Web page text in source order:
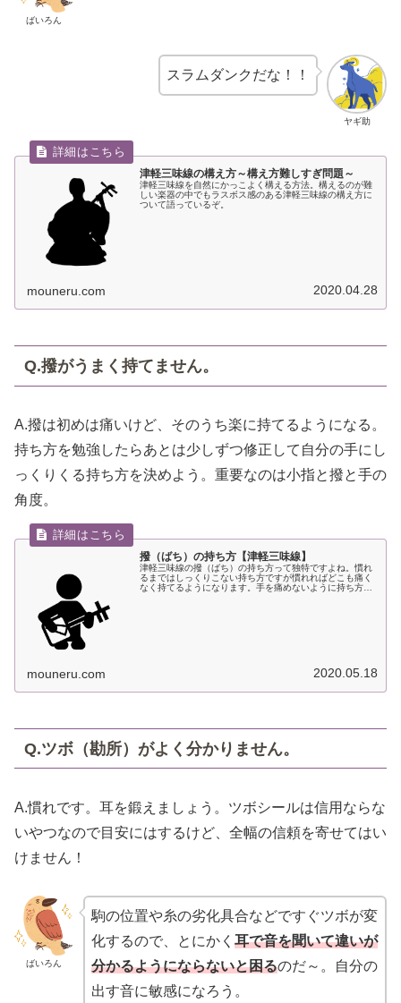
ばいろん
ヤギ助
スラムダンクだな！！
津軽三味線の構え方～構え方難しすぎ問題～
津軽三味線を自然にかっこよく構える方法。構えるのが難
しい楽器の中でもラスボス感のある津軽三味線の構え方に
ついて語っているぞ。
mouneru.com 2020.04.28
Q.撥がうまく持てません。
A.撥は初めは痛いけど、そのうち楽に持てるようになる。
持ち方を勉強したらあとは少しずつ修正して自分の手にし
っくりくる持ち方を決めよう。重要なのは小指と撥と手の
角度。
撥（ばち）の持ち方【津軽三味線】
津軽三味線の撥（ばち）の持ち方って独特ですよね。慣れ
るまではしっくりこない持ち方ですが慣れればどこも痛く
なく持てるようになります。手を痛めないように持ち方を
mouneru.com 2020.05.18
Q.ツボ（勘所）がよく分かりません。
A.慣れです。耳を鍛えましょう。ツボシールは信用ならな
いやつなので目安にはするけど、全幅の信頼を寄せてはい
けません！
ばいろん
駒の位置や糸の劣化具合などですぐツボが変
化するので、とにかく 耳で音を聞いて違いが
分かるようにならないと困るのだ～。自分の
出す音に敏感になろう。